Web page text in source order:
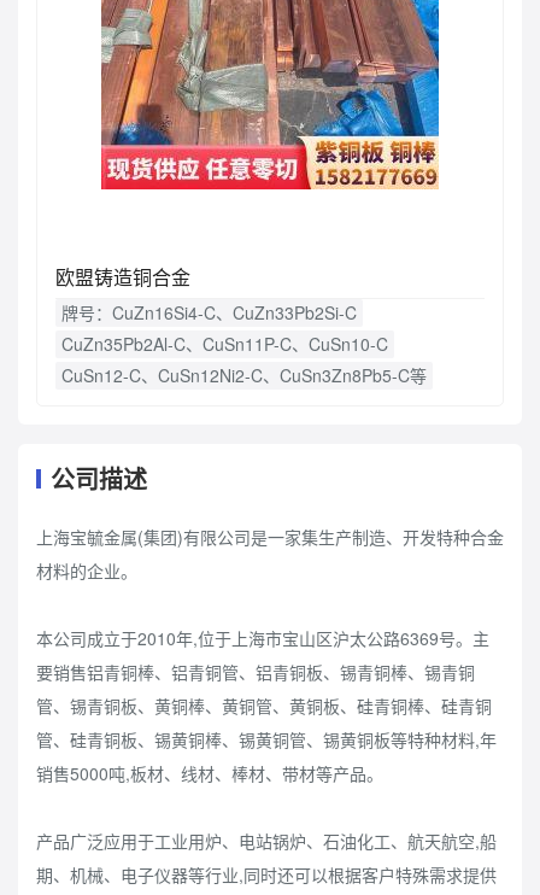
欧盟铸造铜合金
牌号：CuZn16Si4-C、CuZn33Pb2Si-C
CuZn35Pb2Al-C、CuSn11P-C、CuSn10-C
CuSn12-C、CuSn12Ni2-C、CuSn3Zn8Pb5-C等
公司描述
上海宝毓金属(集团)有限公司是一家集生产制造、开发特种合金
材料的企业。
本公司成立于2010年,位于上海市宝山区沪太公路6369号。主
要销售铝青铜棒、铝青铜管、铝青铜板、锡青铜棒、锡青铜
管、锡青铜板、黄铜棒、黄铜管、黄铜板、硅青铜棒、硅青铜
管、硅青铜板、锡黄铜棒、锡黄铜管、锡黄铜板等特种材料,年
销售5000吨,板材、线材、棒材、带材等产品。
产品广泛应用于工业用炉、电站锅炉、石油化工、航天航空,船
期、机械、电子仪器等行业,同时还可以根据客户特殊需求提供